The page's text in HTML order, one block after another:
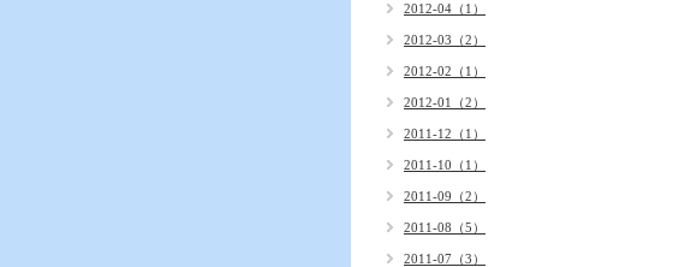
2012-04（1）
2012-03（2）
2012-02（1）
2012-01（2）
2011-12（1）
2011-10（1）
2011-09（2）
2011-08（5）
2011-07（3）